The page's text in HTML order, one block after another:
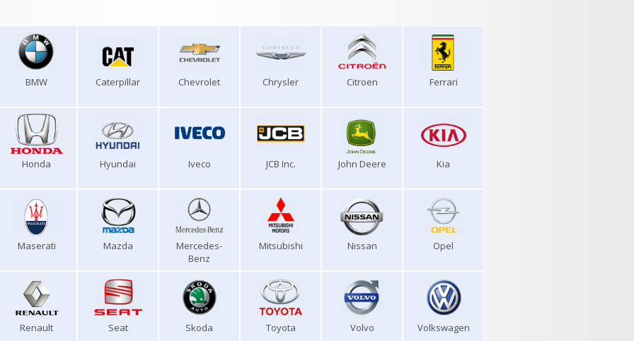
BMW Caterpillar Chevrolet Chrysler Citroen Ferrari
Honda Hyundai Iveco JCB Inc. John Deere Kia
Maserati Mazda
Mercedes-
Benz
Mitsubishi Nissan Opel
Renault Seat Skoda Toyota Volvo Volkswagen